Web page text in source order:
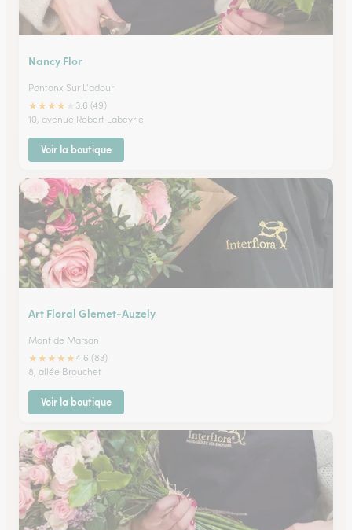
Nancy Flor
Pontonx Sur L'adour
★★★★
3.6 (49)
10, avenue Robert Labeyrie
Voir la boutique
Art Floral Glemet-Auzely
Mont de Marsan
★★★★★4.6 (83)
8, allée Brouchet
Voir la boutique